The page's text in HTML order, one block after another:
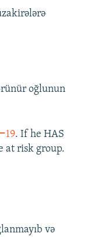
oğlunun
19. If he HAS
at risk group.
və